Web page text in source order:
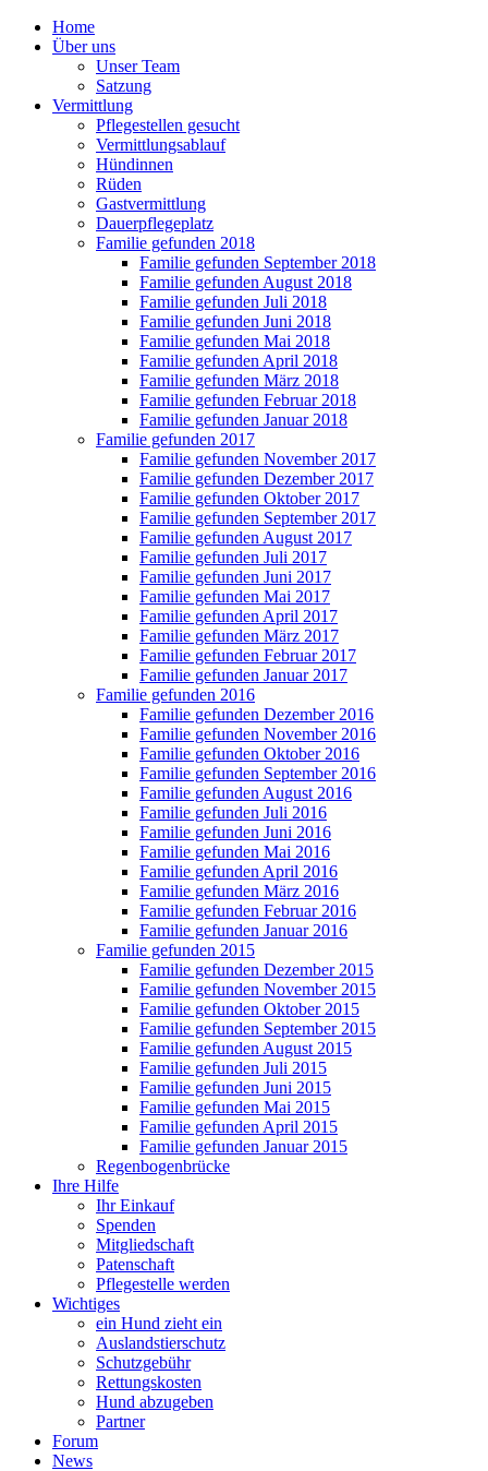
Home
Über uns
Unser Team
Satzung
Vermittlung
Pflegestellen gesucht
Vermittlungsablauf
Hündinnen
Rüden
Gastvermittlung
Dauerpflegeplatz
Familie gefunden 2018
Familie gefunden September 2018
Familie gefunden August 2018
Familie gefunden Juli 2018
Familie gefunden Juni 2018
Familie gefunden Mai 2018
Familie gefunden April 2018
Familie gefunden März 2018
Familie gefunden Februar 2018
Familie gefunden Januar 2018
Familie gefunden 2017
Familie gefunden November 2017
Familie gefunden Dezember 2017
Familie gefunden Oktober 2017
Familie gefunden September 2017
Familie gefunden August 2017
Familie gefunden Juli 2017
Familie gefunden Juni 2017
Familie gefunden Mai 2017
Familie gefunden April 2017
Familie gefunden März 2017
Familie gefunden Februar 2017
Familie gefunden Januar 2017
Familie gefunden 2016
Familie gefunden Dezember 2016
Familie gefunden November 2016
Familie gefunden Oktober 2016
Familie gefunden September 2016
Familie gefunden August 2016
Familie gefunden Juli 2016
Familie gefunden Juni 2016
Familie gefunden Mai 2016
Familie gefunden April 2016
Familie gefunden März 2016
Familie gefunden Februar 2016
Familie gefunden Januar 2016
Familie gefunden 2015
Familie gefunden Dezember 2015
Familie gefunden November 2015
Familie gefunden Oktober 2015
Familie gefunden September 2015
Familie gefunden August 2015
Familie gefunden Juli 2015
Familie gefunden Juni 2015
Familie gefunden Mai 2015
Familie gefunden April 2015
Familie gefunden Januar 2015
Regenbogenbrücke
Ihre Hilfe
Ihr Einkauf
Spenden
Mitgliedschaft
Patenschaft
Pflegestelle werden
Wichtiges
ein Hund zieht ein
Auslandstierschutz
Schutzgebühr
Rettungskosten
Hund abzugeben
Partner
Forum
News